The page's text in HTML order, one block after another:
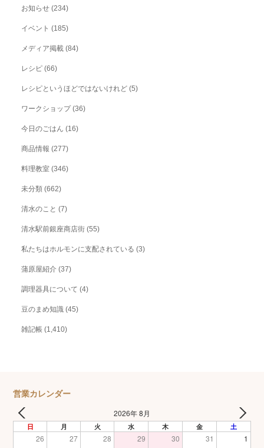
お知らせ (234)
イベント (185)
メディア掲載 (84)
レシピ (66)
レシピというほどではないけれど (5)
ワークショップ(36)
今日のごはん (16)
商品情報 (277)
料理教室 (346)
未分類 (662)
清水のこと (7)
清水駅前銀座商店街 (55)
私たちはホルモンに支配されている (3)
蒲原屋紹介 (37)
調理器具について (4)
豆のまめ知識 (45)
雑記帳 (1,410)
営業カレンダー
2026年 8月
日 月 火 水 木 金 土
26 27 28 29 30 31 1